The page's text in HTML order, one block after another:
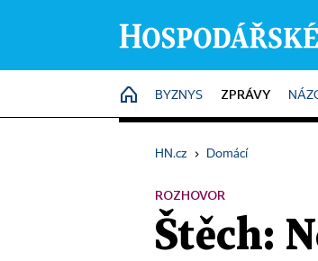
HOME
BYZNYS ZPRÁVY
HN.cz › Domácí
ROZHOVOR
Štěch: